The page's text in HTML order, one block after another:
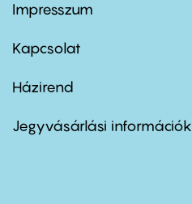
Footer
first
Impresszum
Kapcsolat
Footer
second
Házirend
Jegyvásárlási információk